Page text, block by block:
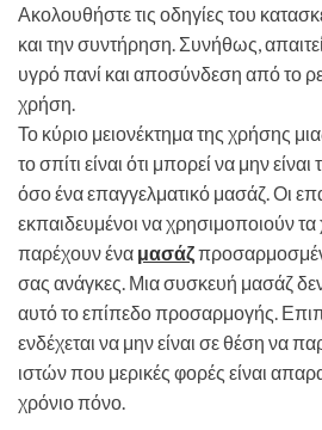
Ακολουθήστε τις οδηγίες του
και την συντήρηση. Συνήθως,
υγρό πανί και αποσύνδεση από το
χρήση.
Το κύριο μειονέκτημα της χρήσης
το σπίτι είναι ότι μπορεί να μην είναι
όσο ένα επαγγελματικό μασάζ. Οι
εκπαιδευμένοι να χρησιμοποιούν τα
παρέχουν ένα μασάζ
σας ανάγκες. Μια συσκευή μασάζ
αυτό το επίπεδο προσαρμογής.
ενδέχεται να μην είναι σε θέση να
ιστών που μερικές φορές είναι
χρόνιο πόνο.